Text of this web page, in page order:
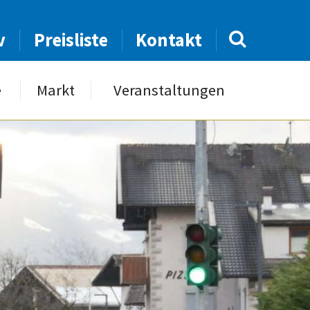
Preisliste Kontakt
Markt Veranstaltungen